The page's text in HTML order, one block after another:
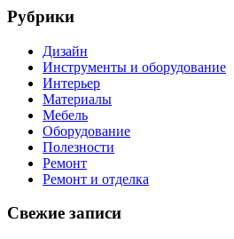
Рубрики
Дизайн
Инструменты и оборудование
Интерьер
Материалы
Мебель
Оборудование
Полезности
Ремонт
Ремонт и отделка
Свежие записи